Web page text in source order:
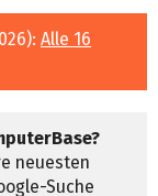
Alle 16
neuesten
Suche